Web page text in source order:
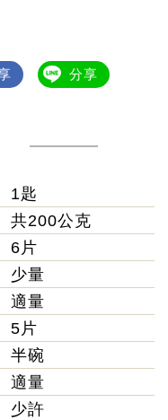
分享
1匙
共200公克
6片
少量
適量
5片
半碗
適量
少許